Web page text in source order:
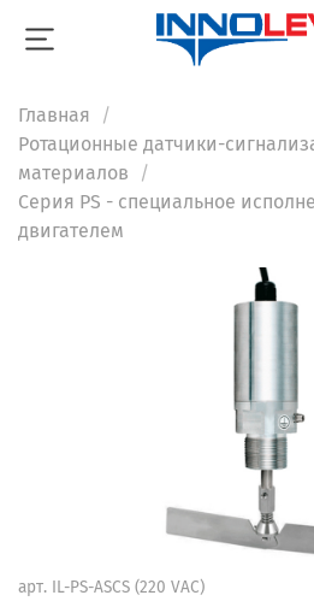
Главная
Ротационные датчики-
материалов
Серия PS - специальное
двигателем
арт. IL-PS-ASCS (220 VAC)